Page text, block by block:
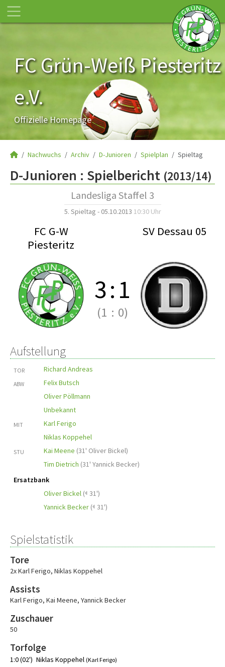
FC Grün-Weiß Piesteritz
e.V.
Offizielle Homepage
Nachwuchs Archiv D-Junioren Spielplan Spieltag
D-Junioren : Spielbericht (2013/14)
Landesliga Staffel 3
5. Spieltag - 05.10.2013 10:30 Uhr
FC G-W
Piesteritz
SV Dessau 05
3:1
(1 : 0)
Aufstellung
TOR Richard Andreas
ABW
Felix Butsch
Oliver Pöllmann
Unbekannt
MIT
Karl Ferigo
Niklas Koppehel
STU Kai Meene (31' Oliver Bickel)
Tim Dietrich (31' Yannick Becker)
Ersatzbank
Oliver Bickel ( 31')
Yannick Becker ( 31')
Spielstatistik
Tore
2x Karl Ferigo, Niklas Koppehel
Assists
Karl Ferigo, Kai Meene, Yannick Becker
Zuschauer
50
Torfolge
1:0 (02') Niklas Koppehel (Karl Ferigo)